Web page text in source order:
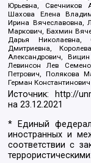
Юрьевна, Свечников
Шахова Елена
Ирина Вячеславовна,
Маркович, Бахмин
Дарья Николаевна,
Дмитриевна,
Александрович,
Левинсон Лев
Петрович, Полякова
Герман Константинович
Источник: http://
на23.12.2021
* Единый
иностранных и
соответствии с
террористическими: